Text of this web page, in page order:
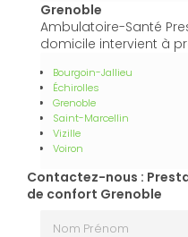
Grenoble
Ambulatoire-Santé
domicile intervient à
Bourgoin-Jallieu
Échirolles
Grenoble
Saint-Marcellin
Vizille
Voiron
Contactez-nous :
de confort Grenoble